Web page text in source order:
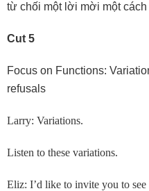
từ chối một lời mời một
Cut 5
Focus on Functions:
refusals
Larry: Variations.
Listen to these variations.
Eliz: I’d like to invite you to see